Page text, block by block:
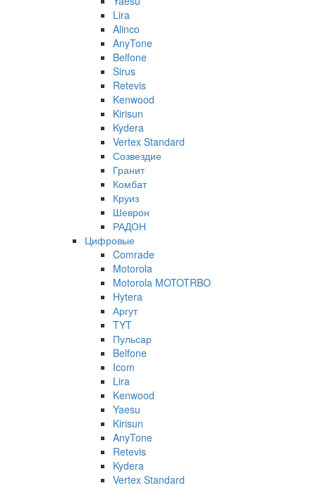
Lira
Alinco
AnyTone
Belfone
Sirus
Retevis
Kenwood
Kirisun
Kydera
Vertex Standard
Созвездие
Гранит
Комбат
Круиз
Шеврон
РАДОН
Цифровые
Comrade
Motorola
Motorola MOTOTRBO
Hytera
Аргут
TYT
Пульсар
Belfone
Icom
Lira
Kenwood
Yaesu
Kirisun
AnyTone
Retevis
Kydera
Vertex Standard